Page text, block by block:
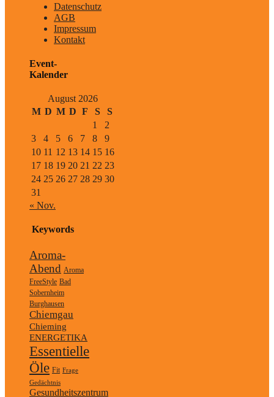
Datenschutz
AGB
Impressum
Kontakt
Event-
Kalender
August 2026
M D M D F S
S
1
2
3
4 5 6 7 8
9
10 11 12 13 14 15 16
17 18 19 20 21 22 23
24 25 26 27 28 29 30
31
« Nov.
Keywords
Aroma-
Abend Aroma
FreeStyle Bad
Sobernheim
Burghausen
Chiemgau
Chieming
ENERGETIKA
Essentielle
Öle Fit Frage
Gedächtnis
Gesundheitszentrum